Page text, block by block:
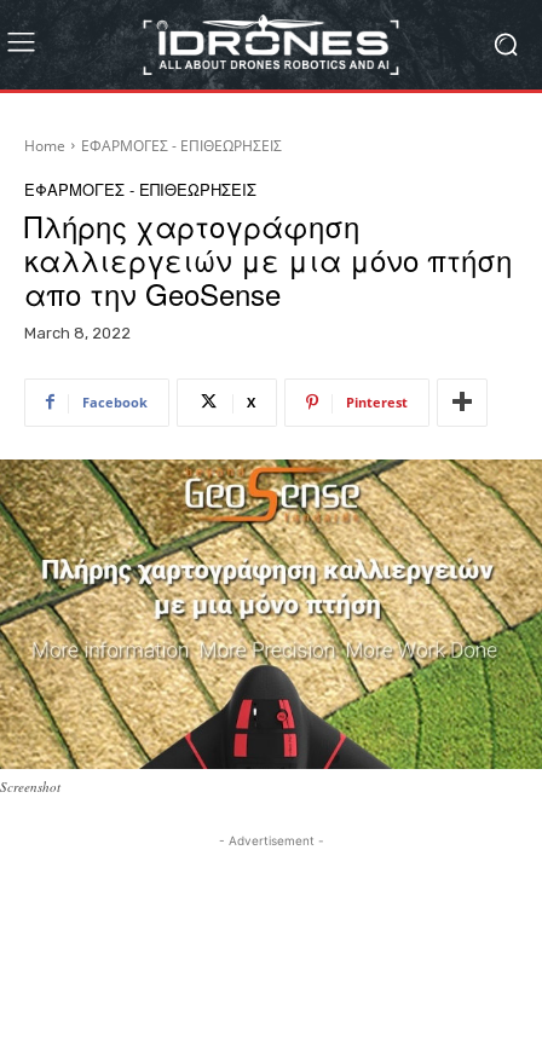
Home ΕΦΑΡΜΟΓΕΣ - ΕΠΙΘΕΩΡΗΣΕΙΣ
ΕΦΑΡΜΟΓΕΣ - ΕΠΙΘΕΩΡΗΣΕΙΣ
Πλήρης χαρτογράφηση
καλλιεργειών με μια μόνο πτήση
απο την GeoSense
March 8, 2022
Facebook X Pinterest
Screenshot
- Advertisement -